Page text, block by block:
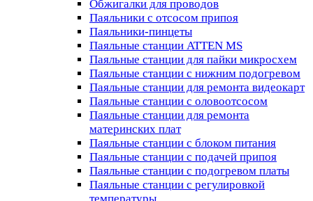
Обжигалки для проводов
Паяльники с отсосом припоя
Паяльники-пинцеты
Паяльные станции ATTEN MS
Паяльные станции для пайки микросхем
Паяльные станции с нижним подогревом
Паяльные станции для ремонта видеокарт
Паяльные станции с оловоотсосом
Паяльные станции для ремонта
материнских плат
Паяльные станции с блоком питания
Паяльные станции с подачей припоя
Паяльные станции с подогревом платы
Паяльные станции с регулировкой
температуры